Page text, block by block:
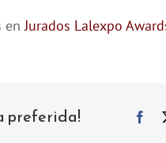
enJurados Lalexpo
preferida!